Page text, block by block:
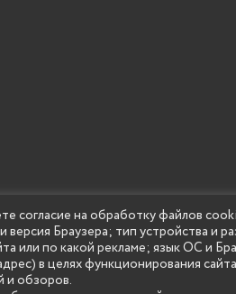
образовательное учреждение
согласие на обработку файлов
Браузера; тип устройства и
или по какой рекламе; язык ОС и
в целях функционирования
и обзоров.